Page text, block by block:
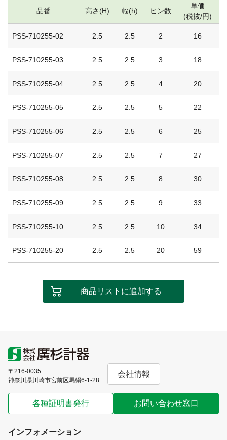
品番 高さ(H) 幅(h) ピン数
単価
(税抜/円)
PSS-710255-02 2.5 2.5 2 16
PSS-710255-03 2.5 2.5 3 18
PSS-710255-04 2.5 2.5 4 20
PSS-710255-05 2.5 2.5 5 22
PSS-710255-06 2.5 2.5 6 25
PSS-710255-07 2.5 2.5 7 27
PSS-710255-08 2.5 2.5 8 30
PSS-710255-09 2.5 2.5 9 33
PSS-710255-10 2.5 2.5 10 34
PSS-710255-20 2.5 2.5 20 59
商品リストに追加する
〒216-0035
神奈川県川崎市宮前区馬絹6-1-28
会社情報
各種証明書発行 お問い合わせ窓口
インフォメーション